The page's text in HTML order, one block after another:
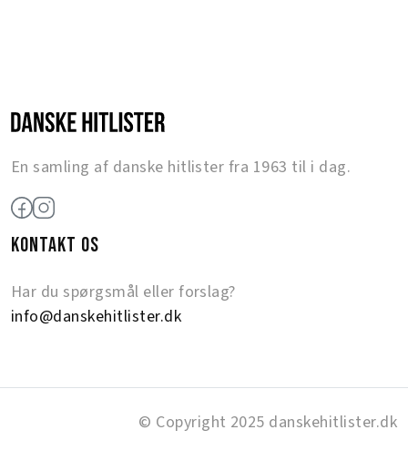
En samling af danske hitlister fra 1963 til i dag.
KONTAKT OS
Har du spørgsmål eller forslag?
info@danskehitlister.dk
© Copyright 2025 danskehitlister.dk